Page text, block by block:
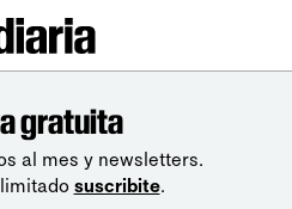
gratuita
al mes y newsletters.
suscribite.